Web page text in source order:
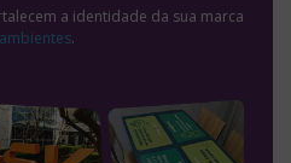
a identidade da sua marca
.